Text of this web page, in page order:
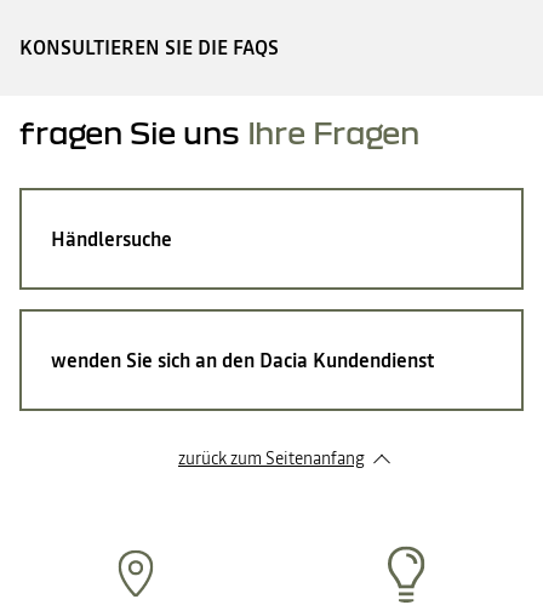
KONSULTIEREN SIE DIE FAQS
fragen Sie uns Ihre Fragen
Händlersuche
wenden Sie sich an den Dacia Kundendienst
zurück zum Seitenanfang